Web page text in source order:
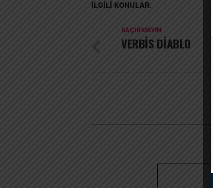
İLGILI KONULAR:
KAÇIRMAYIN
VERBİS DİABLO